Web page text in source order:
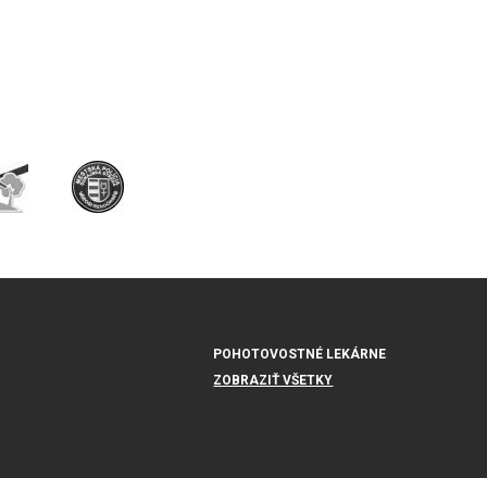
POHOTOVOSTNÉ LEKÁRNE
ZOBRAZIŤ VŠETKY